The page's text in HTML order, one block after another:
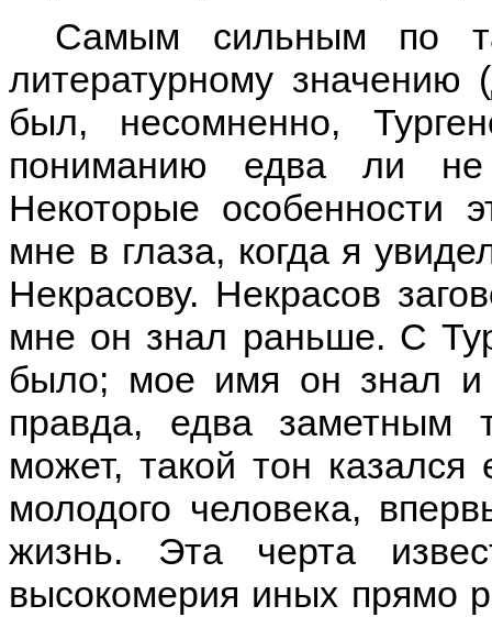
Самым сильным по
литературному значению
был, несомненно,
пониманию едва ли не
Некоторые особенности
мне в глаза, когда я
Некрасову. Некрасов
мне он знал раньше. С
было; мое имя он знал
правда, едва заметным
может, такой тон казался
молодого человека,
жизнь. Эта черта
высокомерия иных прямо